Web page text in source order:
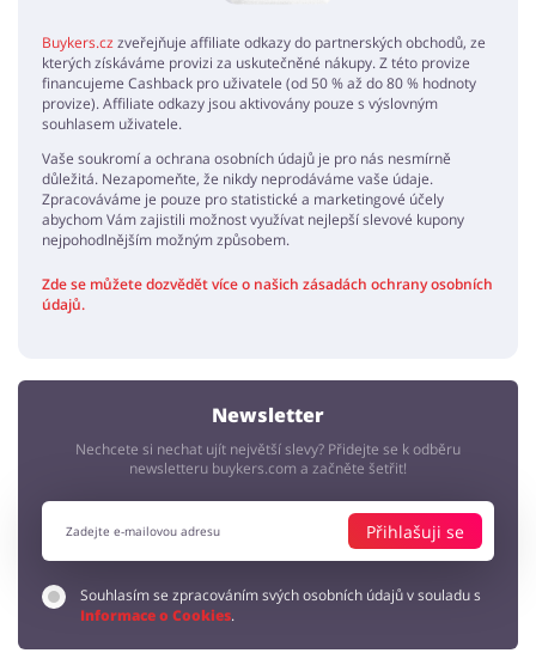
Buykers.cz zveřejňuje affiliate odkazy do partnerských obchodů, ze
kterých získáváme provizi za uskutečněné nákupy. Z této provize
financujeme Cashback pro uživatele (od 50 % až do 80 % hodnoty
provize). Affiliate odkazy jsou aktivovány pouze s výslovným
souhlasem uživatele.
Vaše soukromí a ochrana osobních údajů je pro nás nesmírně
důležitá. Nezapomeňte, že nikdy neprodáváme vaše údaje.
Zpracováváme je pouze pro statistické a marketingové účely
abychom Vám zajistili možnost využívat nejlepší slevové kupony
nejpohodlnějším možným způsobem.
Zde se můžete dozvědět více o našich zásadách ochrany osobních
údajů.
Newsletter
Nechcete si nechat ujít největší slevy? Přidejte se k odběru
newsletteru buykers.com a začněte šetřit!
Přihlašuji se
Souhlasím se zpracováním svých osobních údajů v souladu s
Informace o Cookies.